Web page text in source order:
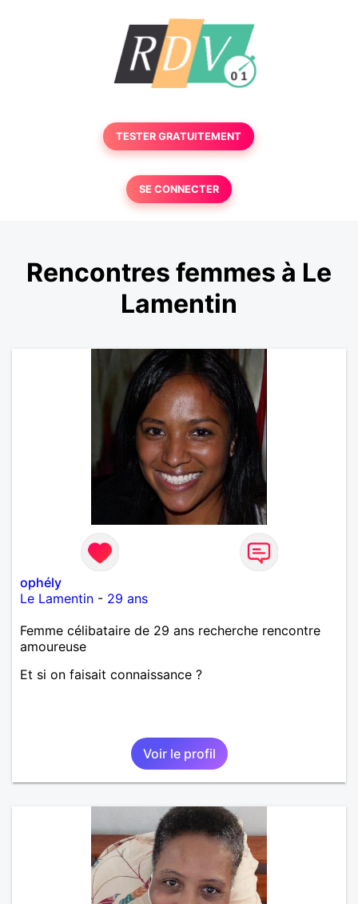
TESTER GRATUITEMENT
SE CONNECTER
Rencontres femmes à Le
Lamentin
ophély
Le Lamentin - 29 ans
Femme célibataire de 29 ans recherche rencontre
amoureuse
Et si on faisait connaissance ?
Voir le profil